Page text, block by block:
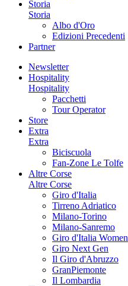
Storia
Storia
Albo d'Oro
Edizioni Precedenti
Partner
Newsletter
Hospitality
Hospitality
Pacchetti
Tour Operator
Store
Extra
Extra
Biciscuola
Fan-Zone Le Tolfe
Altre Corse
Altre Corse
Giro d'Italia
Tirreno Adriatico
Milano-Torino
Milano-Sanremo
Giro d'Italia Women
Giro Next Gen
Il Giro d'Abruzzo
GranPiemonte
Il Lombardia